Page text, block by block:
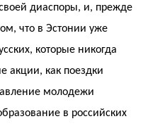
диаспоры, и, прежде
что в Эстонии уже
которые никогда
акции, как поездки
молодежи
в российских